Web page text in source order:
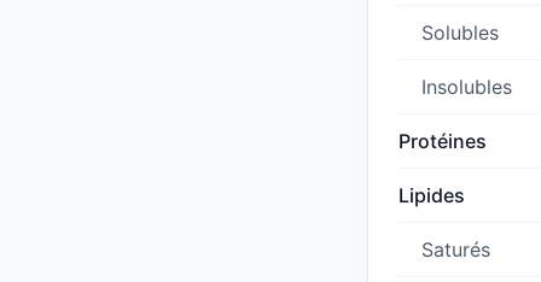
Solubles
Insolubles
Protéines
Lipides
Saturés